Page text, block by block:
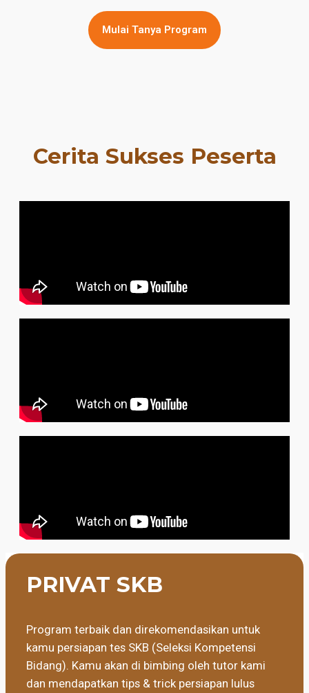
Mulai Tanya Program
Cerita Sukses Peserta
PRIVAT SKB
Program terbaik dan direkomendasikan untuk
kamu persiapan tes SKB (Seleksi Kompetensi
Bidang). Kamu akan di bimbing oleh tutor kami
dan mendapatkan tips & trick persiapan lulus